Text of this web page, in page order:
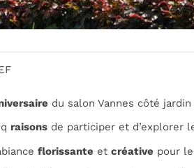
du salon Vannes côté
raisons de participer et d’explorer
florissante et créative pour